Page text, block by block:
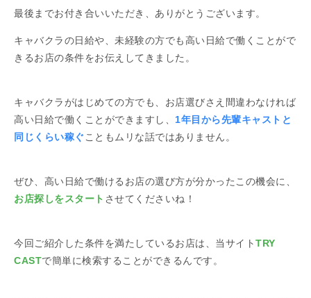
最後までお付き合いいただき、ありがとうございます。
キャバクラの日給や、未経験の方でも高い日給で働くことがで
きるお店の条件をお伝えしてきました。
キャバクラがはじめての方でも、お店選びさえ間違わなければ
高い日給で働くことができますし、 1年目から先輩キャストと
同じくらい稼ぐ こともムリな話ではありません。
ぜひ、高い日給で働けるお店の選び方が分かったこの機会に、
お店探しをスタート させてくださいね！
今回ご紹介した条件を満たしているお店は、当サイトTRY
CASTで簡単に検索することができるんです。